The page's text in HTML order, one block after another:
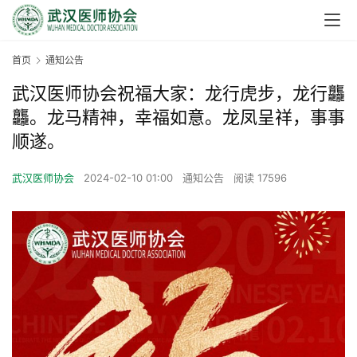
首页 通知公告
武汉医师协会祝福大家：龙行虎步，龙行龘
龘。龙马精神，幸福如意。龙凤呈祥，事事
顺遂。
武汉医师协会 2024-02-10 01:00 通知公告 阅读 17596